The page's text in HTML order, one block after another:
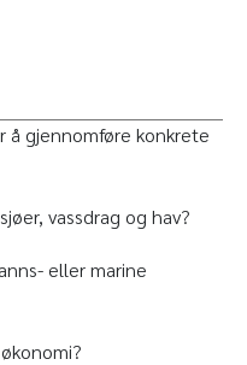
gjennomføre konkrete
vassdrag og hav?
eller marine